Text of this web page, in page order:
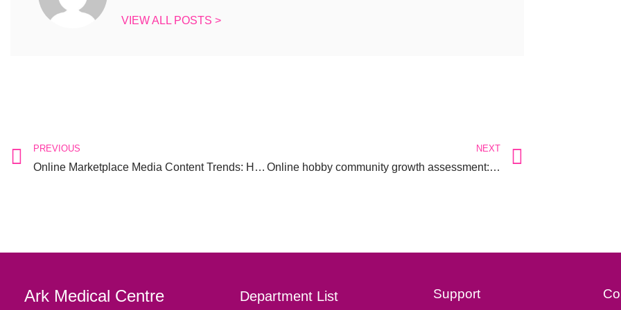
VIEW ALL POSTS >
PREVIOUS
Online Marketplace Media Content Trends: How Gaming and Streaming Subscriptions Are Transforming Digital Sales
NEXT
Online hobby community growth assessment: Understanding behavioral patterns and user participation
Ark Medical Centre Department List Support